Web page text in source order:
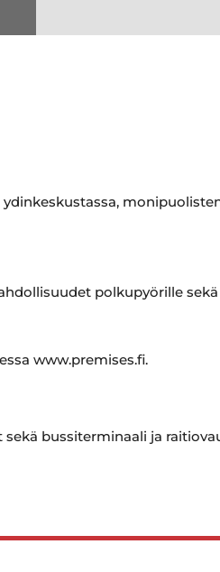
polkupyörille
www.premises.fi.
bussiterminaali ja